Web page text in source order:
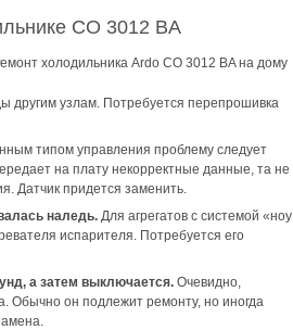
CO 3012 BA
другим узлам. Потребуется перепрошивка
типом управления проблему следует
на плату некорректные данные, та не
Датчик придется заменить.
наледь. Для агрегатов с системой «ноу
испарителя. Потребуется его
а затем выключается. Очевидно,
Обычно он подлежит ремонту, но иногда